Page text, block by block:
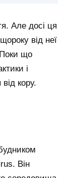
Але досі ця
від неї
що
і
кору.
Він